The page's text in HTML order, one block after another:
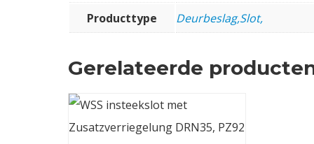
Producttype
Deurbeslag,Slot,
Gerelateerde